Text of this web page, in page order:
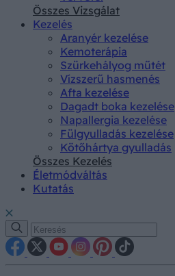
Összes Vizsgálat
Kezelés
Aranyér kezelése
Kemoterápia
Szürkehályog műtét
Vízszerű hasmenés
Afta kezelése
Dagadt boka kezelése
Napallergia kezelése
Fülgyulladás kezelése
Kötőhártya gyulladás
Összes Kezelés
Életmódváltás
Kutatás